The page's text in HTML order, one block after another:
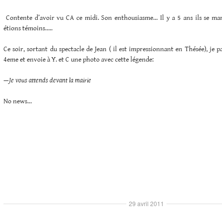
Contente d’avoir vu CA ce midi. Son enthousiasme… Il y a 5 ans ils se
étions témoins…..
Ce soir, sortant du spectacle de Jean ( il est impressionnant en Thésée), je
4eme et envoie à Y. et C une photo avec cette légende:
—Je vous attends devant la mairie
No news…
29 avril 2011